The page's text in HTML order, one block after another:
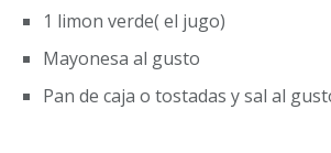
1 limon verde( el jugo)
Mayonesa al gusto
Pan de caja o tostadas ysal al